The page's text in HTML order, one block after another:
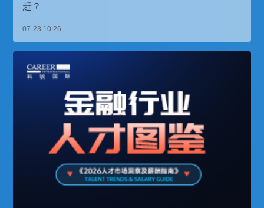
赶？
07-23 10:26